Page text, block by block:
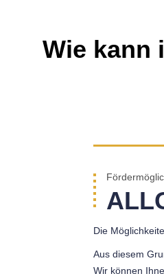
Wie kann
Die
Aus diesem
Wir können